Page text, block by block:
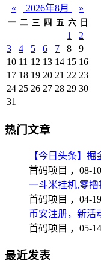
« 2026年8月 »
一 二 三 四 五 六 日
1
2
3
4 5 6 7 8
9
10 11 12 13 14 15 16
17 18 19 20 21 22 23
24 25 26 27 28 29 30
31
热门文章
【今日头条】
首码项目 ， 08-10
一斗米挂机,零
首码项目 ， 04-19
币安注册，新活
首码项目 ， 05-14
最近发表